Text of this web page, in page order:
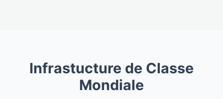
Infrastucture de Classe
Mondiale